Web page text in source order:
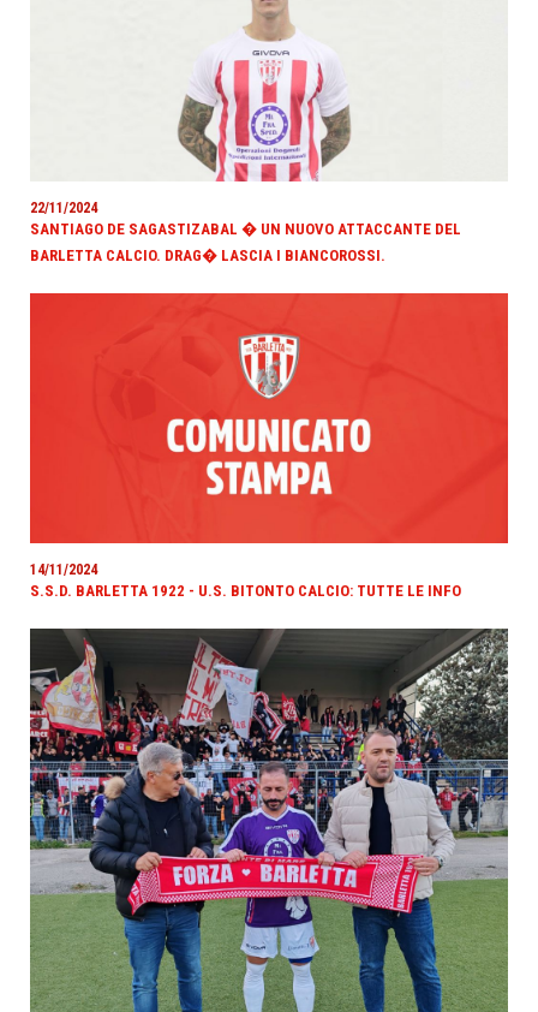
22/11/2024
SANTIAGO DE SAGASTIZABAL � UN NUOVO ATTACCANTE DEL
BARLETTA CALCIO. DRAG� LASCIA I BIANCOROSSI.
14/11/2024
S.S.D. BARLETTA 1922 - U.S. BITONTO CALCIO: TUTTE LE INFO